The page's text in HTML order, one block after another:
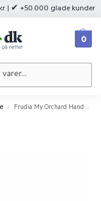
| ✔ +50.000 glade kunder
0
/ Frudia My Orchard Hand Cream Mango 30 g.